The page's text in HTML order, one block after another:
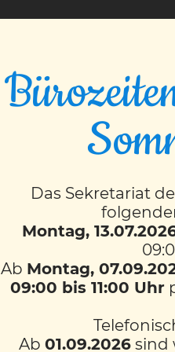
Das Sekretariat
Montag,
Ab Montag,
09:00 bis 11:00 Uhr
Ab 01.09.2026sind